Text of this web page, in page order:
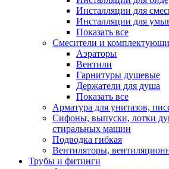
Инсталляции для
Инсталляции для
Показать все
Смесители и
Аэраторы
Вентили
Гарнитуры душевые
Держатели для душа
Показать все
Арматура для унитазов,
Сифоны, выпуски, лотки
стиральных машин
Подводка гибкая
Вентиляторы,
Трубы и фитинги